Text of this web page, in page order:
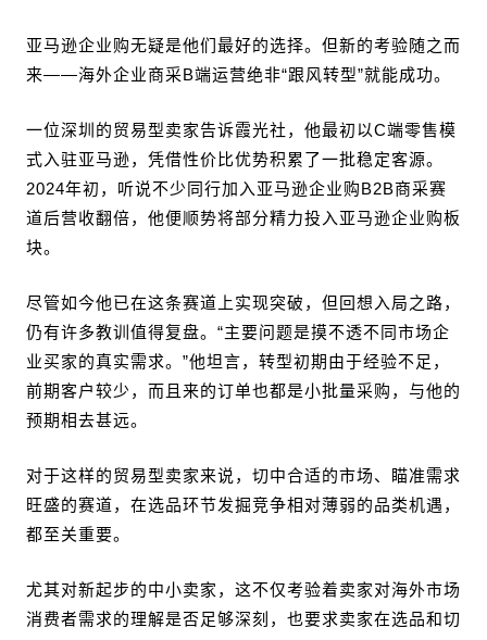
亚马逊企业购无疑是他们最好的选择。但新的考验随之而
来——海外企业商采B端运营绝非“跟风转型”就能成功。
一位深圳的贸易型卖家告诉霞光社，他最初以C端零售模
式入驻亚马逊，凭借性价比优势积累了一批稳定客源。
2024年初，听说不少同行加入亚马逊企业购B2B商采赛
道后营收翻倍，他便顺势将部分精力投入亚马逊企业购板
块。
尽管如今他已在这条赛道上实现突破，但回想入局之路，
仍有许多教训值得复盘。“主要问题是摸不透不同市场企
业买家的真实需求。”他坦言，转型初期由于经验不足，
前期客户较少，而且来的订单也都是小批量采购，与他的
预期相去甚远。
对于这样的贸易型卖家来说，切中合适的市场、瞄准需求
旺盛的赛道，在选品环节发掘竞争相对薄弱的品类机遇，
都至关重要。
尤其对新起步的中小卖家，这不仅考验着卖家对海外市场
消费者需求的理解是否足够深刻，也要求卖家在选品和切